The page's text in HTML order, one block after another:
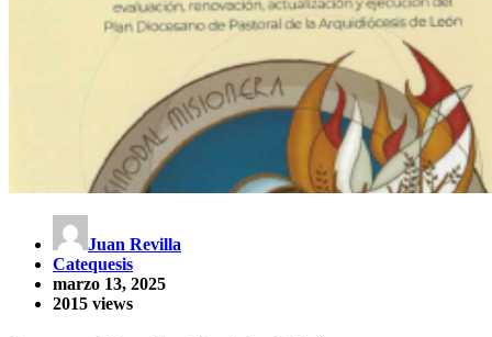
Juan Revilla
Catequesis
marzo 13, 2025
2015 views